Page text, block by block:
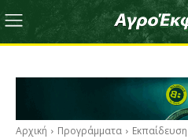
Αρχική Προγράμματα Εκπαίδευση